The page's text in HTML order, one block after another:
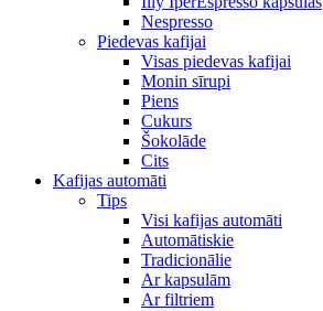
Nespresso
Piedevas kafijai
Visas piedevas kafijai
Monin sīrupi
Piens
Cukurs
Šokolāde
Cits
Kafijas automāti
Tips
Visi kafijas automāti
Automātiskie
Tradicionālie
Ar kapsulām
Ar filtriem